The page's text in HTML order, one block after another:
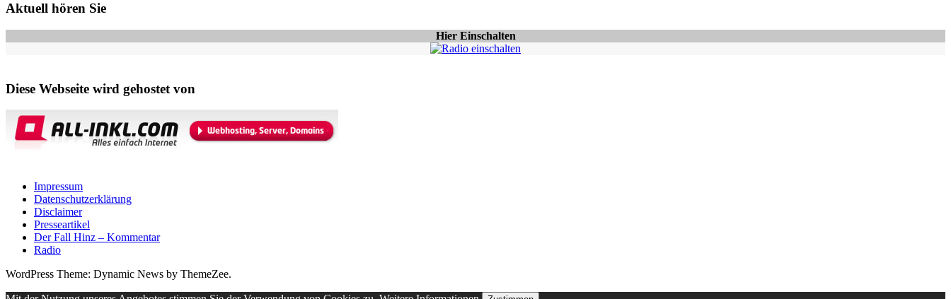
Aktuell hören Sie
Hier Einschalten
Diese Webseite wird gehostet von
Impressum
Datenschutzerklärung
Disclaimer
Presseartikel
Der Fall Hinz – Kommentar
Radio
WordPress Theme: Dynamic News by ThemeZee.